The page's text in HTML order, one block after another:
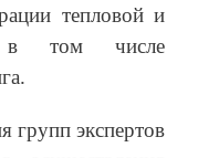
тепловой и
в том числе
экспертов